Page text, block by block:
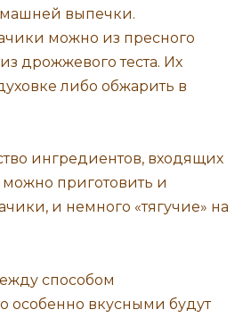
выпечки.
можно из пресного
дрожжевого теста. Их
либо обжарить в
ингредиентов, входящих
можно приготовить и
и немного «тягучие» на
способом
особенно вкусными будут